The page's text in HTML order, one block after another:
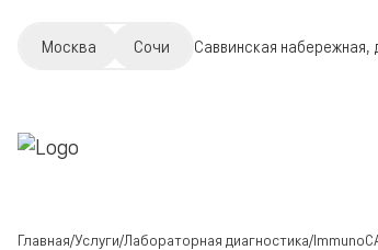
Москва Сочи Саввинская набережная,
Главная Услуги Лабораторная диагностика